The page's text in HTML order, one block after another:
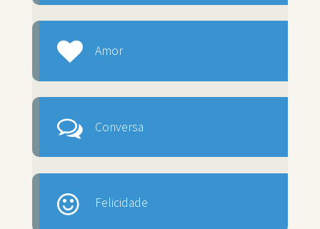
Amor
Conversa
Felicidade